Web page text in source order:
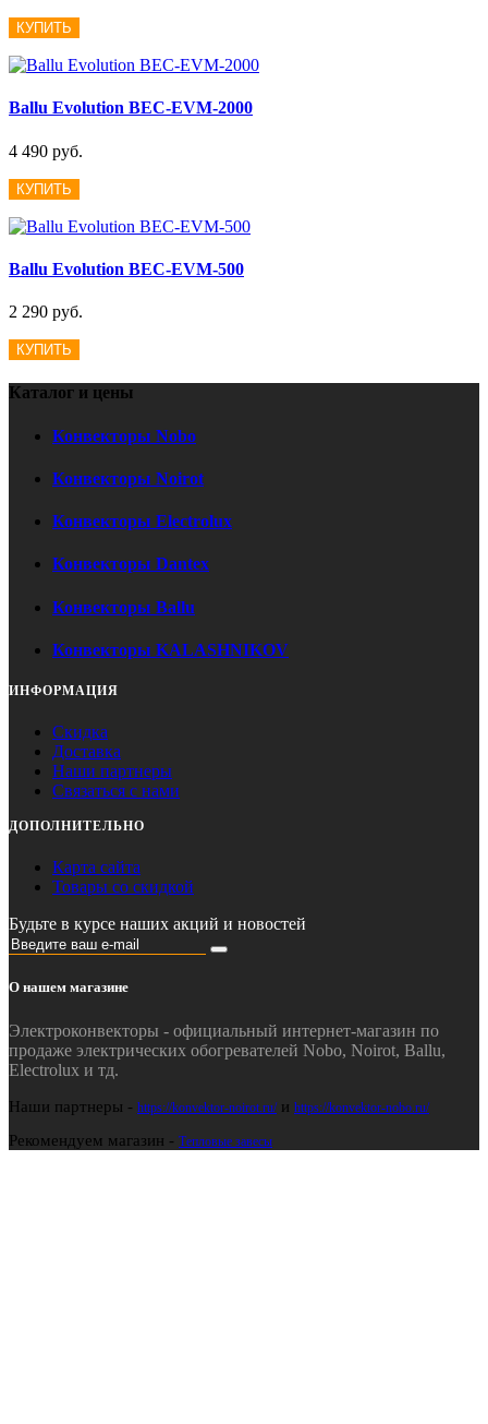
КУПИТЬ
Ballu Evolution BEC-EVM-2000
4 490 руб.
КУПИТЬ
Ballu Evolution BEC-EVM-500
2 290 руб.
КУПИТЬ
Каталог и цены
Конвекторы Nobo
Конвекторы Noirot
Конвекторы Electrolux
Конвекторы Dantex
Конвекторы Ballu
Конвекторы KALASHNIKOV
ИНФОРМАЦИЯ
Скидка
Доставка
Наши партнеры
Связаться с нами
ДОПОЛНИТЕЛЬНО
Карта сайта
Товары со скидкой
Будьте в курсе наших акций и новостей
О нашем магазине
Электроконвекторы - официальный интернет-магазин по
продаже электрических обогревателей Nobo, Noirot, Ballu,
Electrolux и тд.
Наши партнеры - https://konvektor-noirot.ru/и https://konvektor-nobo.ru/
Рекомендуем магазин - Тепловые завесы